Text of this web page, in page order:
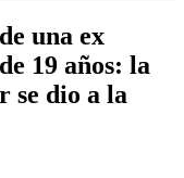
una ex
19 años: la
se dio a la